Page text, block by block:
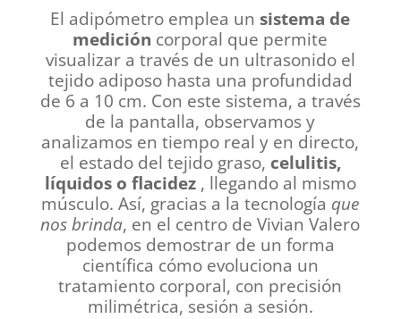
El adipómetro emplea un sistema de
medición corporal que permite
visualizar a través de un ultrasonido el
tejido adiposo hasta una profundidad
de 6 a 10 cm. Con este sistema, a través
de la pantalla, observamos y
analizamos en tiempo real y en directo,
el estado del tejido graso, celulitis,
líquidos o flacidez, llegando al mismo
músculo. Así, gracias a la tecnología que
nos brinda, en el centro de Vivian Valero
podemos demostrar de un forma
científica cómo evoluciona un
tratamiento corporal, con precisión
milimétrica, sesión a sesión.